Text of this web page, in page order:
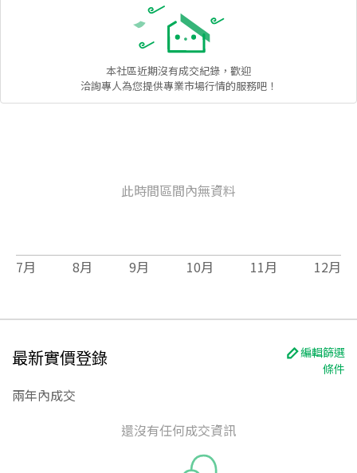
本社區近期沒有成交紀錄，歡迎
洽詢專人為您提供專業市場行情的服務吧！
此時間區間內無資料
7月 8月 9月 10月 11月 12月
最新實價登錄
編輯篩選
條件
兩年內成交
還沒有任何成交資訊